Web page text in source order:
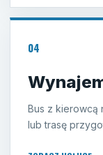
04
Bus z kierowcą
lub trasę